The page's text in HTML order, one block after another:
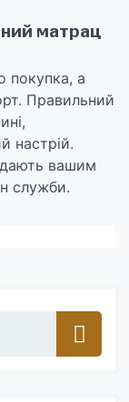
матрац
покупка, а
Правильний
настрій.
вашим
служби.